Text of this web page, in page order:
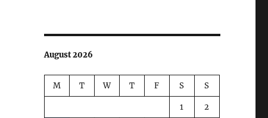
August 2026
M T W T F S S
1 2